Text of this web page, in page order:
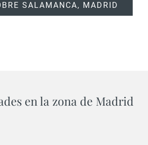
SALAMANCA, MADRID
en la zona de Madrid